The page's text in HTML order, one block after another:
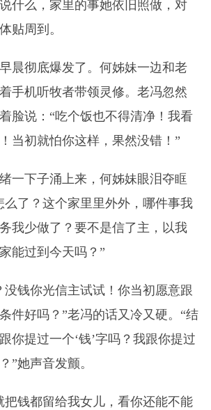
什么，家里的事她依旧照做，对
贴周到。
晨彻底爆发了。何姊妹一边和老
手机听牧者带领灵修。老冯忽然
脸说：“吃个饭也不得清净！我看
当初就怕你这样，果然没错！”
一下子涌上来，何姊妹眼泪夺眶
么了？这个家里里外外，哪件事我
我少做了？要不是信了主，以我
能过到今天吗？”
没钱你光信主试试！你当初愿意跟
件好吗？”老冯的话又冷又硬。“结
你提过一个‘钱’字吗？我跟你提过
”她声音发颤。
把钱都留给我女儿，看你还能不能